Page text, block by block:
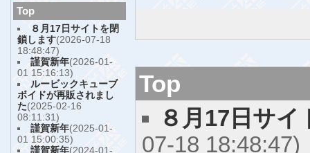
Top
８月17日サイトを閉
鎖します(2026-07-18
18:48:47)
謹賀新年(2026-01-
01 15:16:13)
ルービックキューブ
ボイドが再販されまし
た(2025-02-16
08:11:31)
謹賀新年(2025-01-
01 15:00:35)
謹賀新年(2024-01-
Top
８月17日サ
07-18 18:48:47)